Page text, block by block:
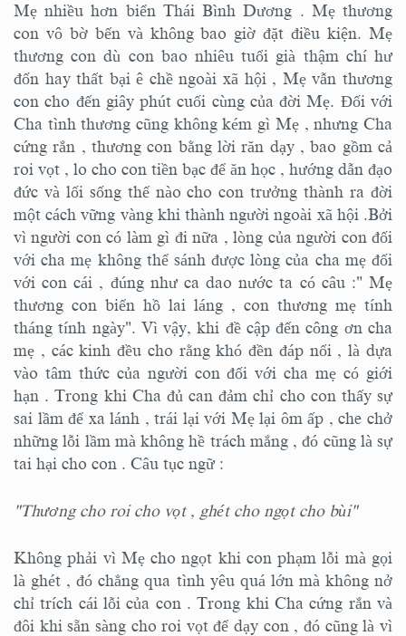
Mẹ nhiều hơn biển Thái Bình Dương . Mẹ thương
con vô bờ bến và không bao giờ đặt điều kiện. Mẹ
thương con dù con bao nhiêu tuổi già thậm chí hư
đốn hay thất bại ê chề ngoài xã hội , Mẹ vẫn thương
con cho đến giây phút cuối cùng của đời Mẹ. Đối với
Cha tình thương cũng không kém gì Mẹ , nhưng Cha
cứng rắn , thương con bằng lời răn dạy , bao gồm cả
roi vọt , lo cho con tiền bạc để ăn học , hướng dẫn đạo
đức và lối sống thế nào cho con trưởng thành ra đời
một cách vững vàng khi thành người ngoài xã hội .Bởi
vì người con có làm gì đi nữa , lòng của người con đối
với cha mẹ không thể sánh được lòng của cha mẹ đối
với con cái , đúng như ca dao nước ta có câu :" Mẹ
thương con biển hồ lai láng , con thương mẹ tính
tháng tính ngày". Vì vậy, khi đề cập đến công ơn cha
mẹ , các kinh đều cho rằng khó đền đáp nổi , là dựa
vào tâm thức của người con đối với cha mẹ có giới
hạn . Trong khi Cha đủ can đảm chỉ cho con thấy sự
sai lầm để xa lánh , trái lại với Mẹ lại ôm ấp , che chở
những lỗi lầm mà không hề trách mắng , đó cũng là sự
tai hại cho con . Câu tục ngữ :
"Thương cho roi cho vọt , ghét cho ngọt cho bùi"
Không phải vì Mẹ cho ngọt khi con phạm lỗi mà gọi
là ghét , đó chẳng qua tình yêu quá lớn mà không nở
chỉ trích cái lỗi của con . Trong khi Cha cứng rắn và
đôi khi sẵn sàng cho roi vọt để dạy con , đó cũng là vì